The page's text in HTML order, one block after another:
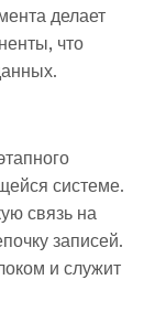
делает
что
системе.
связь на
записей.
и служит